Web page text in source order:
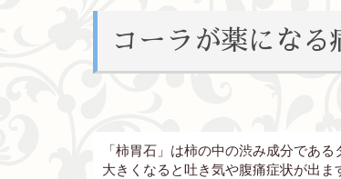
コーラが薬になる
「柿胃石」は柿の中の渋み成分であ
大きくなると吐き気や腹痛症状が出ま